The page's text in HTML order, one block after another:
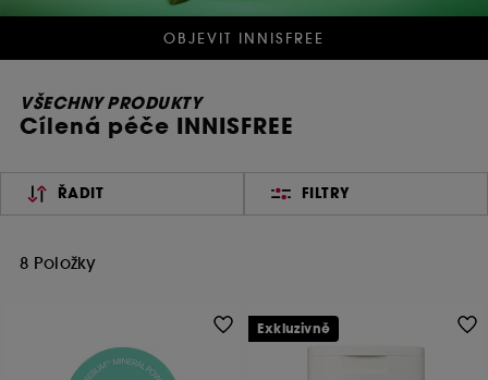
OBJEVIT INNISFREE
VŠECHNY PRODUKTY
Cílená péče INNISFREE
ŘADIT FILTRY
8 Položky
Exkluzivně